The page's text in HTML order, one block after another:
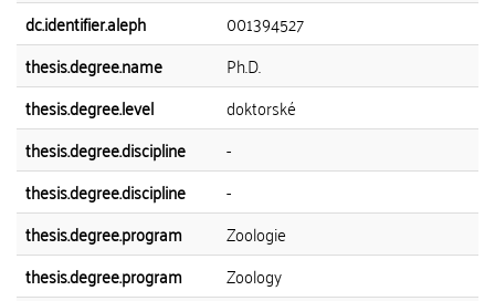
dc.identifier.aleph
001394527
thesis.degree.name
Ph.D.
thesis.degree.level
doktorské
thesis.degree.discipline
-
thesis.degree.discipline
-
thesis.degree.program
Zoologie
thesis.degree.program
Zoology